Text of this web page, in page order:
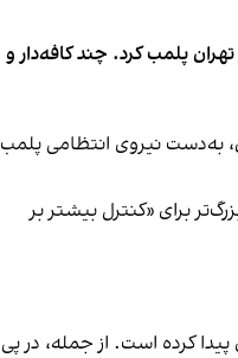
پلمب کرد. چند کافه‌‌دار و
۱۹ مهر و پس از برگزاری جشنی در ۱۸ مهر و انتشار ویدیوهای آن، به‌دست نیروی انتظامی پلمب
برای «کنترل بیشتر بر
کرده است. از جمله، در پی